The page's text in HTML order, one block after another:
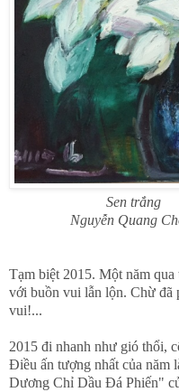
Sen trắng
Nguyễn Quang
Tạm biệt 2015. Một năm
với buồn vui lẫn lộn. Chừ đã
vui!...
2015 đi nhanh như gió thổi,
Điều ấn tượng nhất của năm
Dương Chỉ Dầu Đá Phiến"